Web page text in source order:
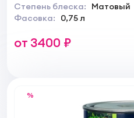
Степень блеска:
Матовый
Фасовка:
0,75 л
от 3400 ₽
%